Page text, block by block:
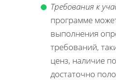
Требования к
программе
выполнения
требований,
ценз, наличие
достаточно